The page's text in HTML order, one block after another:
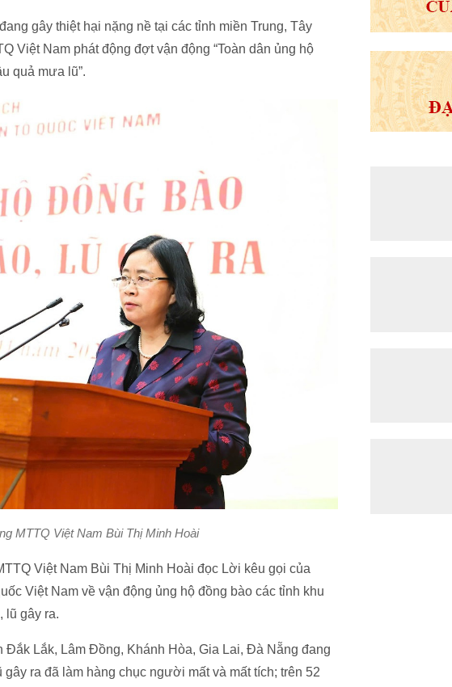
gây thiệt hại nặng nề tại các tỉnh miền Trung, Tây
Việt Nam phát động đợt vận động “Toàn dân ủng hộ
quả mưa lũ”.
MTTQ Việt Nam Bùi Thị Minh Hoài
Việt Nam Bùi Thị Minh Hoài đọc Lời kêu gọi của
Việt Nam về vận động ủng hộ đồng bào các tỉnh khu
lũ gây ra.
Đắk Lắk, Lâm Đồng, Khánh Hòa, Gia Lai, Đà Nẵng đang
ra đã làm hàng chục người mất và mất tích; trên 52